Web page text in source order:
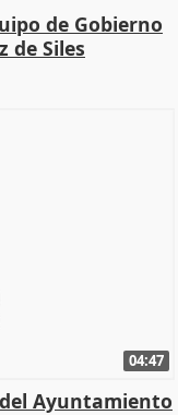
de Gobierno
de Siles
04:47
Ayuntamiento